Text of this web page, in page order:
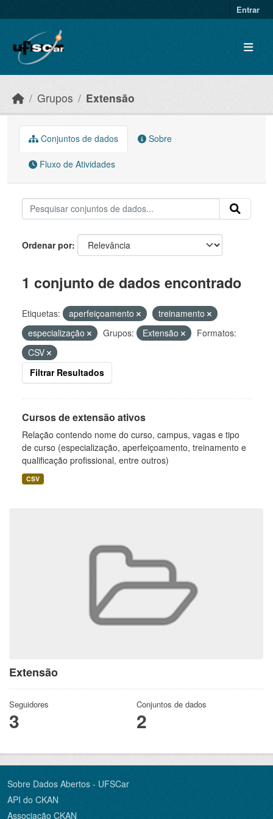
Entrar
Grupos Extensão
Extensão
Seguidores
3
Conjuntos de dados
2
Conjuntos de dados Sobre
Fluxo de Atividades
Ordenar por
1 conjunto de dados encontrado
Etiquetas: aperfeiçoamento
treinamento
especialização
Grupos: Extensão
Formatos:
CSV
Filtrar Resultados
Cursos de extensão ativos
Relação contendo nome do curso, campus, vagas e tipo
de curso (especialização, aperfeiçoamento, treinamento e
qualificação profissional, entre outros)
CSV
Sobre Dados Abertos - UFSCar
API do CKAN
Associação CKAN